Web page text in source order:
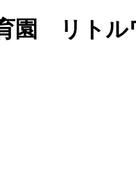
園 リトル